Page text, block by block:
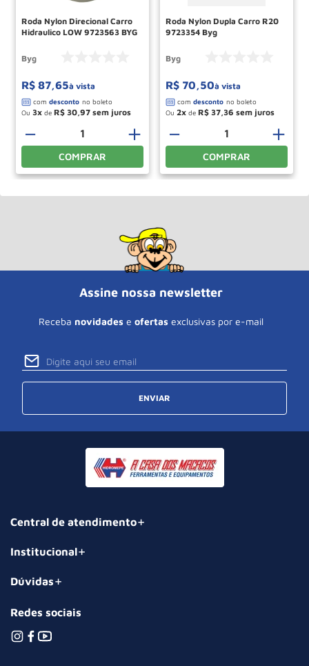
Roda Nylon Direcional Carro
Hidraulico LOW 9723563 BYG
Byg
R$ 87,65à vista
Ou 3 de R$ 30,97
＋
－
COMPRAR
Roda Nylon Dupla Carro R20
9723354 Byg
Byg
R$ 70,50à vista
Ou 2 de R$ 37,36
＋
－
COMPRAR
Assine nossa newsletter
Receba novidades e ofertas exclusivas por e-mail
ENVIAR
Central de atendimento
Institucional
Dúvidas
Redes sociais